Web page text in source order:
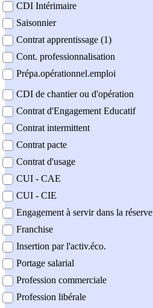
CDI Intérimaire
Saisonnier
Contrat apprentissage (1)
Cont. professionnalisation
Prépa.opérationnel.emploi
CDI de chantier ou d'opération
Contrat d'Engagement Educatif
Contrat intermittent
Contrat pacte
Contrat d'usage
CUI - CAE
CUI - CIE
Engagement à servir dans la réserve
Franchise
Insertion par l'activ.éco.
Portage salarial
Profession commerciale
Profession libérale